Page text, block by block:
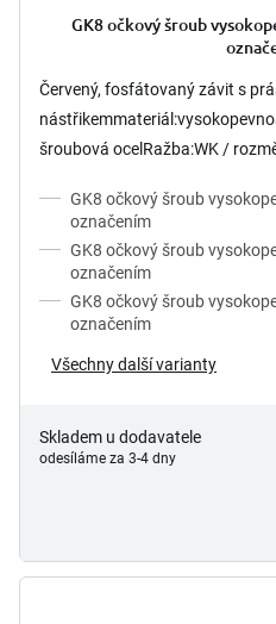
GK8 očkový šroub
Červený, fosfátovaný závit s
šroubová ocelRažba:WK /
GK8 očkový šroub
označením
GK8 očkový šroub
označením
GK8 očkový šroub
označením
Všechny další varianty
Skladem u dodavatele
odesíláme za 3-4 dny